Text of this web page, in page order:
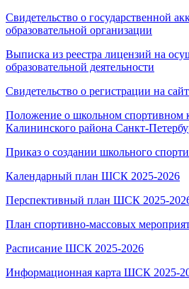
Свидетельство о государственной
образовательной организации
Выписка из реестра лицензий на
образовательной деятельности
Свидетельство о регистрации на
Положение о школьном
Калининского района Санкт-
Приказ о создании школьного
Календарный план ШСК 2025-2026
Перспективный план ШСК 2025-
План спортивно-массовых
Расписание ШСК 2025-2026
Информационная карта ШСК 2025-